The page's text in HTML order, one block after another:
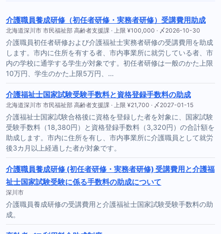
介護職員養成研修（初任者研修・実務者研修）受講費用助成
北海道深川市 市民福祉部 高齢者支援課 · 上限 ¥100,000 · 〆2026-10-30
介護職員初任者研修および介護福祉士実務者研修の受講費用を助成
します。市内に住所を有する者、市内事業所に就労している者、市
内の学校に通学する学生が対象です。初任者研修は一般のかた上限
10万円、学生のかた上限5万円、…
介護福祉士国家試験受験手数料と資格登録手数料の助成
北海道深川市 市民福祉部 高齢者支援課 · 上限 ¥21,700 · 〆2027-01-15
介護福祉士国家試験合格後に資格を登録した者を対象に、国家試験
受験手数料（18,380円）と資格登録手数料（3,320円）の合計額を
助成します。市内に住所を有し、市内事業所に介護職員として就労
後3カ月以上経過した者が対象です。
介護職員養成研修 (初任者研修・実務者研修) 受講費用と介護福
祉士国家試験受験に係る手数料の助成について
深川市
介護職員養成研修の受講費用と介護福祉士国家試験受験手数料の助
成。